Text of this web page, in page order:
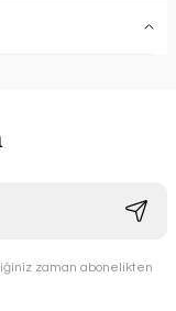
zaman abonelikten